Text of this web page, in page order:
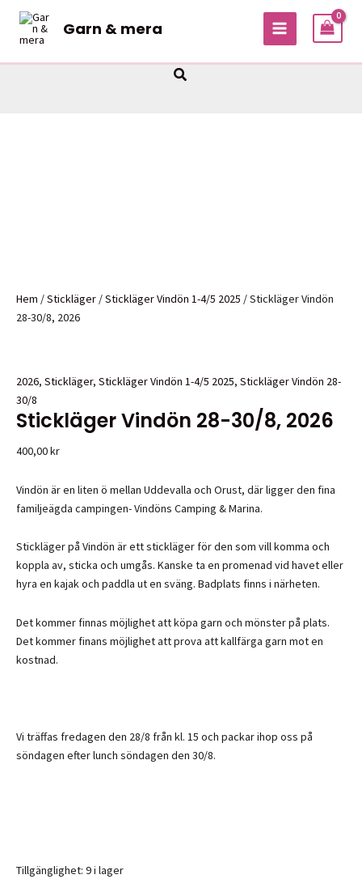
Hoppa
innehåll
Garn & mera
MAIN
Sök
Hem /Stickläger /Stickläger Vindön 1-4/5 2025 / Stickläger Vindön
28-30/8, 2026
2026, Stickläger, Stickläger Vindön 1-4/5 2025, Stickläger Vindön 28-
30/8
Stickläger Vindön 28-30/8, 2026
400,00kr
Vindön är en liten ö mellan Uddevalla och Orust, där ligger den fina
familjeägda campingen- Vindöns Camping & Marina.
Stickläger på Vindön är ett stickläger för den som vill komma och
koppla av, sticka och umgås. Kanske ta en promenad vid havet eller
hyra en kajak och paddla ut en sväng. Badplats finns i närheten.
Det kommer finnas möjlighet att köpa garn och mönster på plats.
Det kommer finans möjlighet att prova att kallfärga garn mot en
kostnad.
Vi träffas fredagen den 28/8 från kl. 15 och packar ihop oss på
söndagen efter lunch söndagen den 30/8.
Tillgänglighet: 9 i lager